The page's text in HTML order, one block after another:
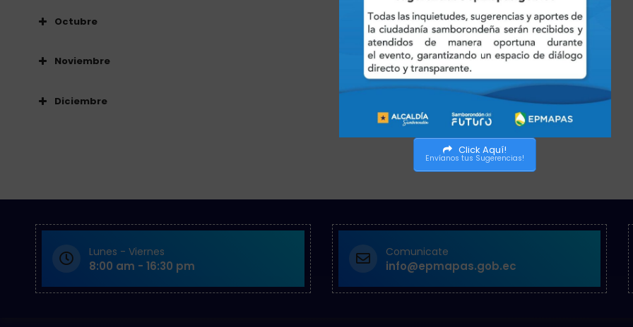
Octubre
Noviembre
Diciembre
Lunes - Viernes
8:00 am - 16:30 pm
Comunicate
info@epmapas.gob.ec
Click Aquí!
Envíanos tus Sugerencias!